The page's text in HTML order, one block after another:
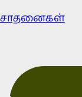
சாதனைகள்